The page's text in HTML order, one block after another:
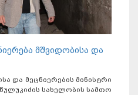
მშვიდობისა და
და მეცნიერების მინისტრი
სახელობის სამთო